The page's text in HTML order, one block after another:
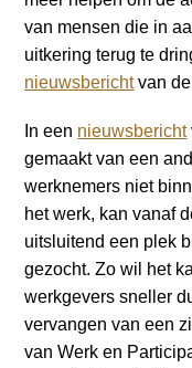
van mensen die in
uitkering terug te
nieuwsberichtvan de
In een nieuwsbericht
gemaakt van een
werknemers niet
het werk, kan vanaf
uitsluitend een plek
gezocht. Zo wil het
werkgevers sneller
vervangen van een
van Werk en